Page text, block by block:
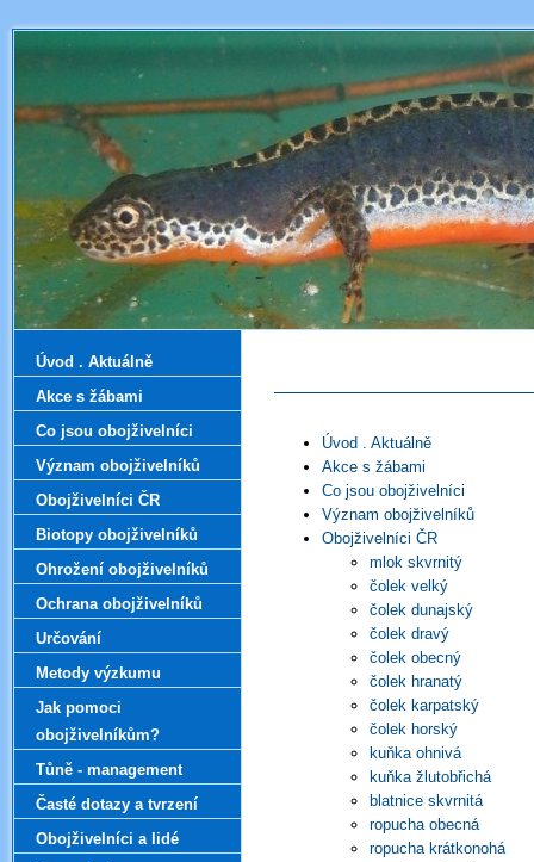
Úvod . Aktuálně
Akce s žábami
Co jsou obojživelníci
Význam obojživelníků
Obojživelníci ČR
mlok skvrnitý
čolek velký
čolek dunajský
čolek dravý
čolek obecný
čolek hranatý
čolek karpatský
čolek horský
kuňka ohnivá
kuňka žlutobřichá
blatnice skvrnitá
ropucha obecná
ropucha krátkonohá
Úvod . Aktuálně
Akce s žábami
Co jsou obojživelníci
Význam obojživelníků
Obojživelníci ČR
Biotopy obojživelníků
Ohrožení obojživelníků
Ochrana obojživelníků
Určování
Metody výzkumu
Jak pomoci
obojživelníkům?
Tůně - management
Časté dotazy a tvrzení
Obojživelníci a lidé